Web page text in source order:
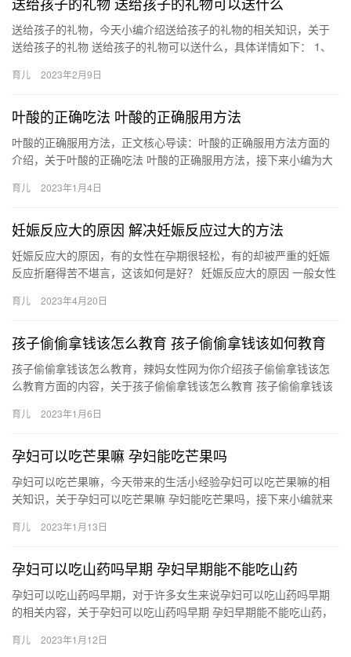
送给孩子的礼物，今天小编介绍送给孩子的礼物的相关知识，关于
送给孩子的礼物 送给孩子的礼物可以送什么，具体详情如下： 1、
子…
育儿 2023年2月9日
叶酸的正确吃法 叶酸的正确服用方法
叶酸的正确服用方法，正文核心导读：叶酸的正确服用方法方面的
介绍，关于叶酸的正确吃法 叶酸的正确服用方法，接下来小编为大
酸…
育儿 2023年1月4日
妊娠反应大的原因 解决妊娠反应过大的方法
妊娠反应大的原因，有的女性在孕期很轻松，有的却被严重的妊娠
反应折磨得苦不堪言，这该如何是好？ 妊娠反应大的原因 一般女性
受。…
育儿 2023年4月20日
孩子偷偷拿钱该怎么教育 孩子偷偷拿钱该如何教育
孩子偷偷拿钱该怎么教育，辣妈女性网为你介绍孩子偷偷拿钱该怎
么教育方面的内容，关于孩子偷偷拿钱该怎么教育 孩子偷偷拿钱该
…
育儿 2023年1月6日
孕妇可以吃芒果嘛 孕妇能吃芒果吗
孕妇可以吃芒果嘛，今天带来的生活小经验孕妇可以吃芒果嘛的相
关知识，关于孕妇可以吃芒果嘛 孕妇能吃芒果吗，接下来小编就来
可…
育儿 2023年1月13日
孕妇可以吃山药吗早期 孕妇早期能不能吃山药
孕妇可以吃山药吗早期，对于许多女生来说孕妇可以吃山药吗早期
的相关内容，关于孕妇可以吃山药吗早期 孕妇早期能不能吃山药，
育儿 2023年1月12日